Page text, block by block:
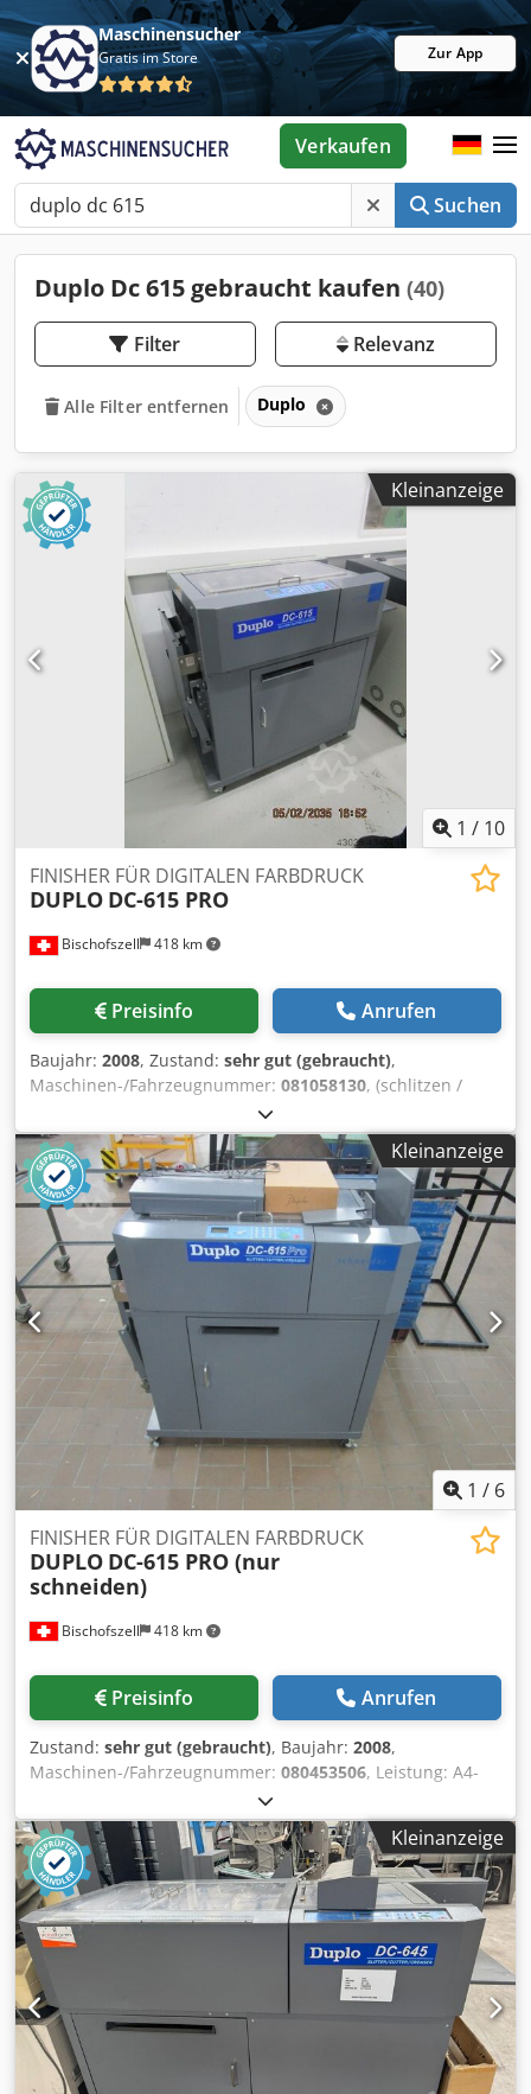
Maschinensucher
Gratis im Store Zur App
Suchen
Verkaufen
Duplo Dc 615 gebraucht kaufen (40)
Filter Relevanz
Alle Filter entfernen Duplo
Kleinanzeige
1 / 10
Bischofszell 418 km
FINISHER FÜR DIGITALEN FARBDRUCK
DUPLO DC-615 PRO
Preisinfo Anrufen
Baujahr: 2008, Zustand: sehr gut (gebraucht),
Maschinen-/Fahrzeugnummer: 081058130, (schlitzen /
schneiden / falzen) Leistung: A4-Broschüren (4-seitig
schneiden, zentral rillen) 9 Bogen/Min. (540 Bogen/Std.)
Format : min 210 mm (breit) x 210 mm (lang) Dsdpoffx
Skofx Ah Dekr Max:320 mm (breit) x 650 mm* (lang)
Grammatur (gr./m): min 110/ max. bis 300 Ausrüstung /
weitere Angaben: Rillen: 1 x Rillmesser quer zur
Bogenlaufrichtung Max. programmierbar 10 Rillungen,
programmierbar in Schritten von 0.1 mm
Kleinanzeige
1 / 6
Bischofszell 418 km
FINISHER FÜR DIGITALEN FARBDRUCK
DUPLO DC-615 PRO (nur
schneiden)
Preisinfo Anrufen
Zustand: sehr gut (gebraucht), Baujahr: 2008,
Maschinen-/Fahrzeugnummer: 080453506, Leistung: A4-
Broschüren (4-seitig schneiden, zentral rillen) 9
Bogen/Min. (540 Bogen/Std.) Dkjdpov Ukgxsfx Ah Dsr
Format: min 210 mm (breit) x 210 mm (lang) Max:320 mm
(breit) x 650 mm* (lang) Grammatur (gr./m): min 110/ max.
bis 300
Kleinanzeige